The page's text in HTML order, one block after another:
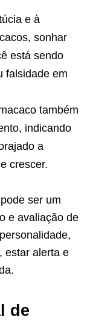
e à
sonhar
está sendo
falsidade em
também
indicando
a
crescer.
pode ser um
e avaliação de
estar alerta e
de